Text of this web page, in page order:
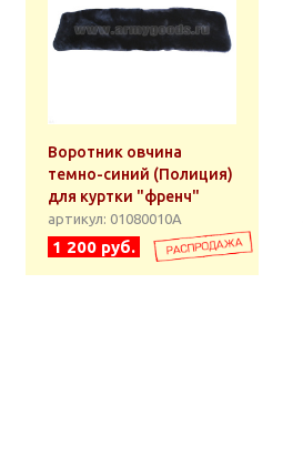
Воротник овчина
темно-синий (Полиция)
для куртки "френч"
артикул: 01080010А
1 200 руб.